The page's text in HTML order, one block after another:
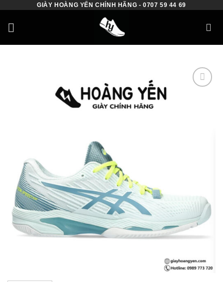
content
GIÀY HOÀNG YẾN CHÍNH HÃNG - 0707 59 44 69